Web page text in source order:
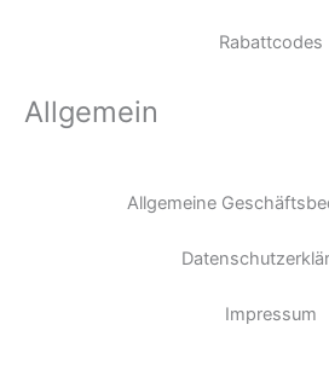
Rabattcodes
Allgemein
Allgemeine
Impressum